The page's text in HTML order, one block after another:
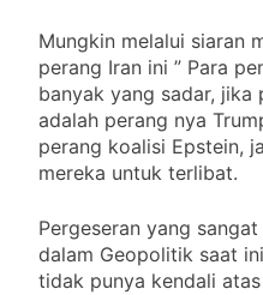
Mungkin melalui siaran
perang Iran ini ” Para
banyak yang sadar, jika
adalah perang nya
perang koalisi Epstein,
mereka untuk terlibat.
Pergeseran yang
dalam Geopolitik saat
tidak punya kendali